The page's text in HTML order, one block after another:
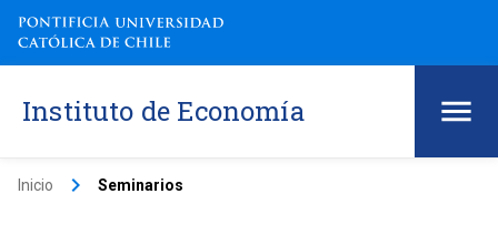
Instituto de Economía
Inicio keyboard_arrow_right Seminarios